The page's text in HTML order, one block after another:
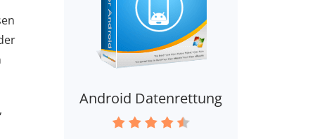
Android Datenrettung